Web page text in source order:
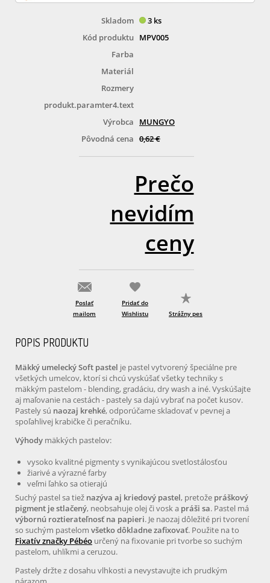
Skladom
3 ks
Kód produktu MPV005
Farba
Materiál
Rozmery
produkt.paramter4.text
Výrobca
MUNGYO
Pôvodná cena 0,62 €
Prečo
nevidím
ceny
Poslať
mailom
Pridať do
Wishlistu
Strážny pes
POPIS PRODUKTU
Mäkký umelecký Soft pastel je pastel vytvorený špeciálne pre
všetkých umelcov, ktorí si chcú vyskúšať všetky techniky s
mäkkým pastelom - blending, gradáciu, dry wash a iné. Vyskúšajte
aj maľovanie na cestách - pastely sa dajú vybrať na počet kusov.
Pastely sú naozaj krehké, odporúčame skladovať v pevnej a
spoľahlivej krabičke či peračníku.
Výhody mäkkých pastelov:
vysoko kvalitné pigmenty s vynikajúcou svetlostálosťou
žiarivé a výrazné farby
veľmi ľahko sa otierajú
Suchý pastel sa tiež nazýva aj kriedový pastel, pretože práškový
pigment je stlačený, neobsahuje olej či vosk a práši sa. Pastel má
výbornú roztierateľnosť na papieri. Je naozaj dôležité pri tvorení
so suchým pastelom všetko dôkladne zafixovať. Použite na to
Fixatív značky Pébéo určený na fixovanie pri tvorbe so suchým
pastelom, uhlíkmi a ceruzou.
Pastely držte z dosahu vlhkosti a nevystavujte ich prudkým